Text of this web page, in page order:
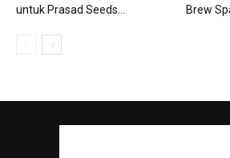
untuk Prasad Seeds...
Brew